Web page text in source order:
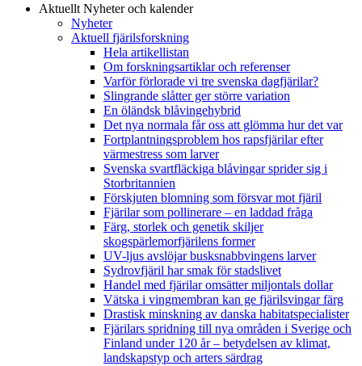
Aktuellt Nyheter och kalender
Nyheter
Aktuell fjärilsforskning
Hela artikellistan
Om forskningsartiklar och referenser
Varför förlorade vi tre svenska dagfjärilar?
Slingrande slåtter ger större variation
En öländsk blåvingehybrid
Det nya normala får oss att glömma hur det var
Fortplantningsproblem hos rapsfjärilar efter
värmestress som larver
Svenska svartfläckiga blåvingar sprider sig i
Storbritannien
Förskjuten blomning som försvar mot fjäril
Fjärilar som pollinerare – en laddad fråga
Färg, storlek och genetik skiljer
skogspärlemorfjärilens former
UV-ljus avslöjar busksnabbvingens larver
Sydrovfjäril har smak för stadslivet
Handel med fjärilar omsätter miljontals dollar
Vätska i vingmembran kan ge fjärilsvingar färg
Drastisk minskning av danska habitatspecialister
Fjärilars spridning till nya områden i Sverige och
Finland under 120 år– betydelsen av klimat,
landskapstyp och arters särdrag